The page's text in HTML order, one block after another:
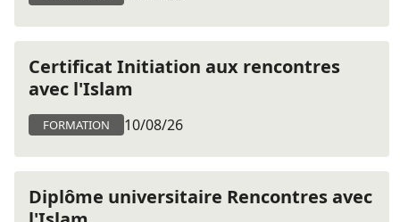
Certificat Initiation aux rencontres
avec l'Islam
FORMATION 10/08/26
Diplôme universitaire Rencontres avec